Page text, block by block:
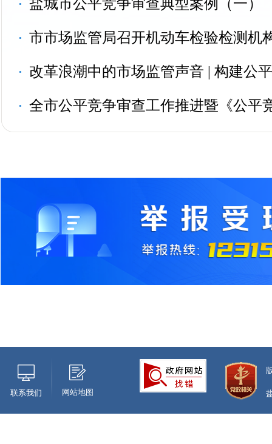
盐城市公平竞争审查典型案例（一）
联系我们 网站地图